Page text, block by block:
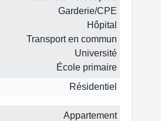
Garderie/CPE
Hôpital
Transport en commun
Université
École primaire
Résidentiel
Appartement